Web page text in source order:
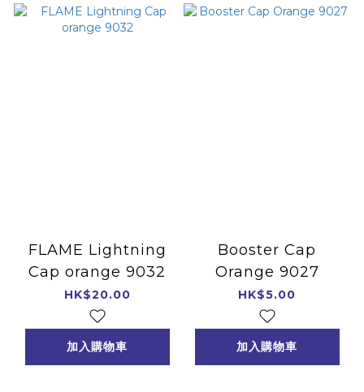
FLAME Lightning
Cap orange 9032
HK$20.00
加入購物車
Booster Cap
Orange 9027
HK$5.00
加入購物車